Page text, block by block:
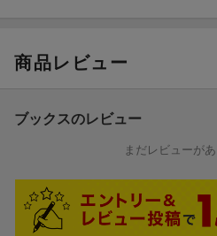
7 病棟スタッフの面談・評価
1．面談・評価を行うには，委員会
3．受け持ち患者の電子カルテから
8 新任看護主任〜1年目の学び方
9 中堅看護師離職の要因と採用面接
1．早期離職を引き起こす新卒看護
2．入職前と入職後のギャップ
商品レビュー
ブックスのレビュー
まだレビューがあ